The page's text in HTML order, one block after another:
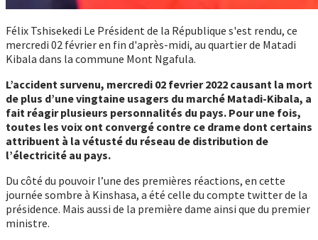
Félix Tshisekedi Le Président de la République s'est rendu, ce
mercredi 02 février en fin d'après-midi, au quartier de Matadi
Kibala dans la commune Mont Ngafula.
L’accident survenu, mercredi 02 fevrier 2022 causant la mort
de plus d’une vingtaine usagers du marché Matadi-Kibala, a
fait réagir plusieurs personnalités du pays. Pour une fois,
toutes les voix ont convergé contre ce drame dont certains
attribuent à la vétusté du réseau de distribution de
l’électricité au pays.
Du côté du pouvoir l’une des premières réactions, en cette
journée sombre à Kinshasa, a été celle du compte twitter de la
présidence. Mais aussi de la première dame ainsi que du premier
ministre.